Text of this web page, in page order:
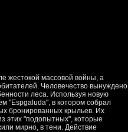
жестокой массовой войны, а
Человечество вынуждено
леса. Используя новую
"Espgaluda", в котором собрал
бронированных крыльев. Их
этих "подопытных", которые
мирно, в тени. Действие